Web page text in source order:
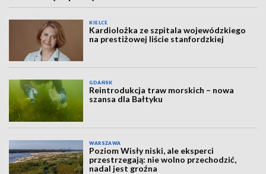
KIELCE
Kardiolożka ze szpitala wojewódzkiego
na prestiżowej liście stanfordzkiej
GDAŃSK
Reintrodukcja traw morskich – nowa
szansa dla Bałtyku
WARSZAWA
Poziom Wisły niski, ale eksperci
przestrzegają: nie wolno przechodzić,
nadal jest groźna